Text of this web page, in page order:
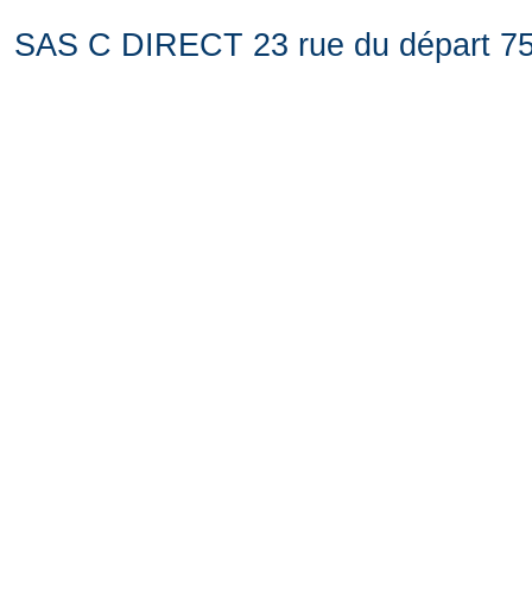
SAS C DIRECT 23 rue du départ